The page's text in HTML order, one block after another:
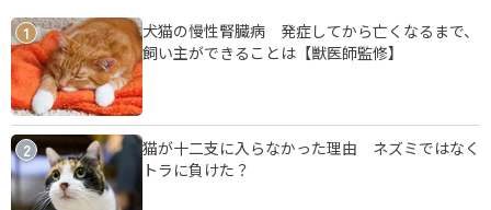
1
犬猫の慢性腎臓病 発症してから亡くなるまで、
飼い主ができることは【獣医師監修】
2
猫が十二支に入らなかった理由 ネズミではなく
トラに負けた？